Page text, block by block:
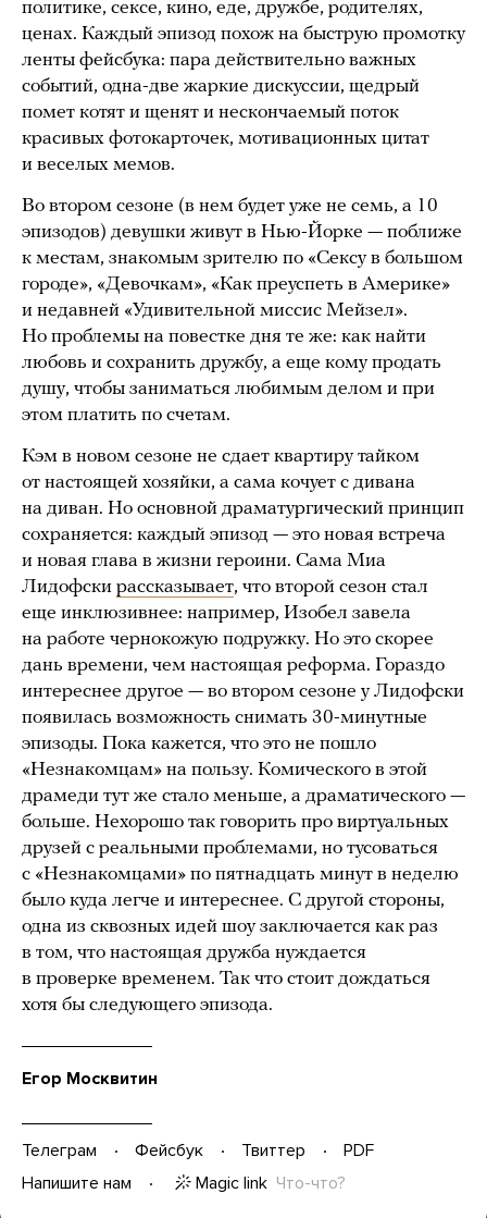
политике, сексе, кино, еде, дружбе, родителях,
ценах. Каждый эпизод похож на быструю промотку
ленты фейсбука: пара действительно важных
событий, одна-две жаркие дискуссии, щедрый
помет котят и щенят и нескончаемый поток
красивых фотокарточек, мотивационных цитат
и веселых мемов.
Во втором сезоне (в нем будет уже не семь, а 10
эпизодов) девушки живут в Нью-Йорке — поближе
к местам, знакомым зрителю по «Сексу в большом
городе», «Девочкам», «Как преуспеть в Америке»
и недавней «Удивительной миссис Мейзел».
Но проблемы на повестке дня те же: как найти
любовь и сохранить дружбу, а еще кому продать
душу, чтобы заниматься любимым делом и при
этом платить по счетам.
Кэм в новом сезоне не сдает квартиру тайком
от настоящей хозяйки, а сама кочует с дивана
на диван. Но основной драматургический принцип
сохраняется: каждый эпизод — это новая встреча
и новая глава в жизни героини. Сама Миа
Лидофски рассказывает, что второй сезон стал
еще инклюзивнее: например, Изобел завела
на работе чернокожую подружку. Но это скорее
дань времени, чем настоящая реформа. Гораздо
интереснее другое — во втором сезоне у Лидофски
появилась возможность снимать 30-минутные
эпизоды. Пока кажется, что это не пошло
«Незнакомцам» на пользу. Комического в этой
драмеди тут же стало меньше, а драматического —
больше. Нехорошо так говорить про виртуальных
друзей с реальными проблемами, но тусоваться
с «Незнакомцами» по пятнадцать минут в неделю
было куда легче и интереснее. С другой стороны,
одна из сквозных идей шоу заключается как раз
в том, что настоящая дружба нуждается
в проверке временем. Так что стоит дождаться
хотя бы следующего эпизода.
Егор Москвитин
Телеграм Фейсбук Твиттер
PDF
Напишите нам
Magic link Что-что?